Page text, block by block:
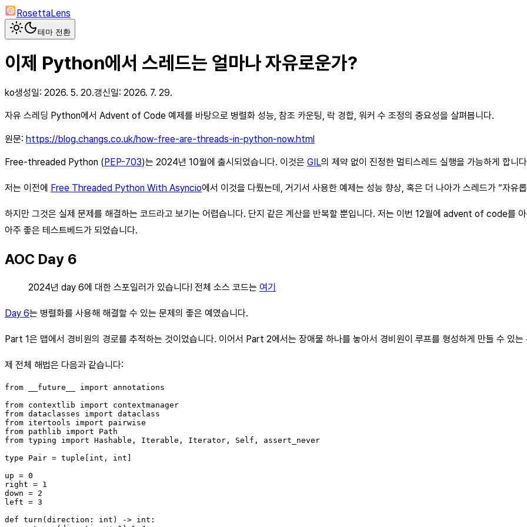
RosettaLens
테마 전환
이제 Python에서 스레드는 얼마나 자유로운가?
ko생성일: 2026. 5. 20.갱신일: 2026. 7. 29.
자유 스레딩 Python에서 Advent of Code 예제를 바탕으로 병렬화 성능, 참조 카운팅, 락 경합, 워커 수 조정의 중요성을 살펴봅니다.
원문: https://blog.changs.co.uk/how-free-are-threads-in-python-now.html
Free-threaded Python (PEP-703)는 2024년 10월에 출시되었습니다. 이것은 GIL의 제약 없이 진정한 멀티스레드 실행을 가능하게 합니
저는 이전에 Free Threaded Python With Asyncio에서 이것을 다뤘는데, 거기서 사용한 예제는 성능 향상, 혹은 더 나아가 스레드가 “자유
하지만 그것은 실제 문제를 해결하는 코드라고 보기는 어렵습니다. 단지 같은 계산을 반복할 뿐입니다. 저는 이번 12월에 advent of code를
아주 좋은 테스트베드가 되었습니다.
AOC Day 6
2024년 day 6에 대한 스포일러가 있습니다! 전체 소스 코드는 여기
Day 6는 병렬화를 사용해 해결할 수 있는 문제의 좋은 예였습니다.
Part 1은 맵에서 경비원의 경로를 추적하는 것이었습니다. 이어서 Part 2에서는 장애물 하나를 놓아서 경비원이 루프를 형성하게 만들 수 있는
제 전체 해법은 다음과 같습니다:
from __future__ import annotations
from contextlib import contextmanager
from dataclasses import dataclass
from itertools import pairwise
from pathlib import Path
from typing import Hashable, Iterable, Iterator, Self, assert_never
type Pair = tuple[int, int]
up = 0
right = 1
down = 2
left = 3
def turn(direction: int) -> int: